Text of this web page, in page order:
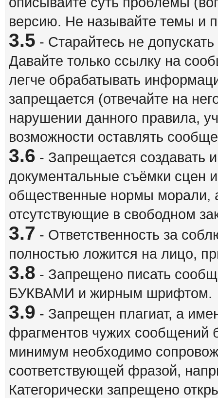
версию. Не называйте темы
3.5 - Старайтесь не
Давайте только ссылку на
легче обрабатывать
запрещается (отвечайте на
нарушении данного правила,
возможности оставлять
3.6 - Запрещается создавать
документальные съёмки сцен
общественные нормы морали,
отсутствующие в свободном
3.7 - Ответственность за
полностью ложится на лицо,
3.8 - Запрещено писать
БУКВАМИ и жирным шрифтом.
3.9 - Запрещен плагиат, а
фрагментов чужих сообщений
минимум необходимо
соответствующей фразой,
Категорически запрещено